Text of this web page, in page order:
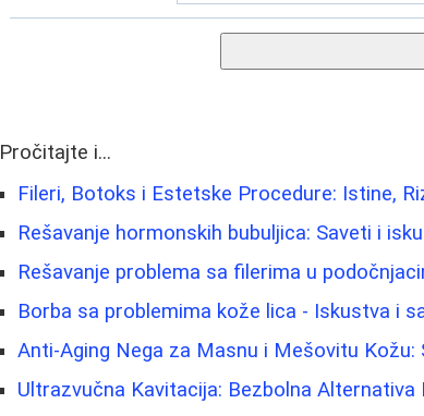
Pročitajte i...
Fileri, Botoks i Estetske Procedure: Istine,
Rešavanje hormonskih bubuljica: Saveti i
Rešavanje problema sa filerima u
Borba sa problemima kože lica - Iskustva i
Anti-Aging Nega za Masnu i Mešovitu Kožu:
Ultrazvučna Kavitacija: Bezbolna Alternativa